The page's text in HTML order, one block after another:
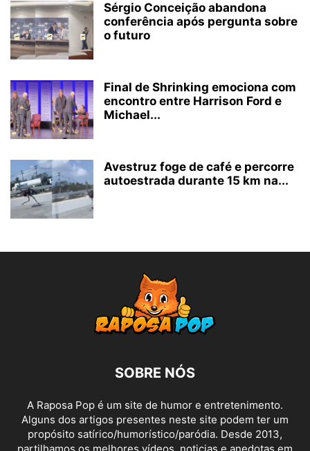
Sérgio Conceição abandona
conferência após pergunta sobre
o futuro
Final de Shrinking emociona com
encontro entre Harrison Ford e
Michael...
Avestruz foge de café e percorre
autoestrada durante 15 km na...
SOBRE NÓS
A Raposa Pop é um site de humor e entretenimento.
Alguns dos artigos presentes neste site podem ter um
propósito satírico/humorístico/paródia. Desde 2013,